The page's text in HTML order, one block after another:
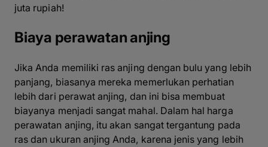
juta rupiah!
Biaya perawatan anjing
Jika Anda memiliki ras anjing dengan bulu yang lebih
panjang, biasanya mereka memerlukan perhatian
lebih dari perawat anjing, dan ini bisa membuat
biayanya menjadi sangat mahal. Dalam hal harga
perawatan anjing, itu akan sangat tergantung pada
ras dan ukuran anjing Anda, karena jenis yang lebih